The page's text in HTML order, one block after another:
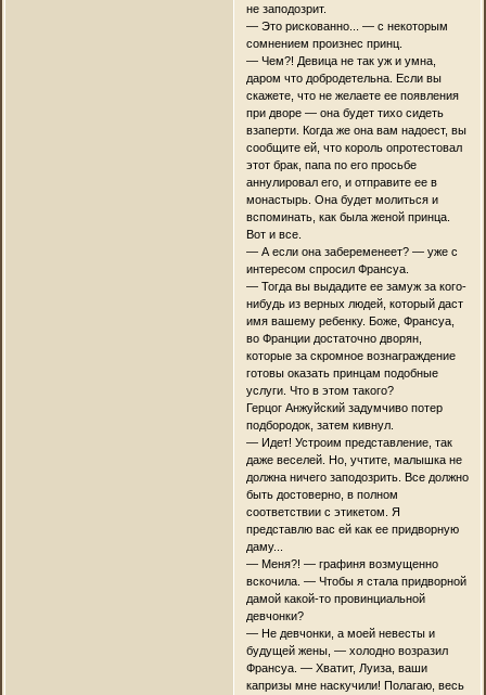
не заподозрит.
— Это рискованно... — с некоторым
сомнением произнес принц.
— Чем?! Девица не так уж и умна,
даром что добродетельна. Если вы
скажете, что не желаете ее появления
при дворе — она будет тихо сидеть
взаперти. Когда же она вам надоест, вы
сообщите ей, что король опротестовал
этот брак, папа по его просьбе
аннулировал его, и отправите ее в
монастырь. Она будет молиться и
вспоминать, как была женой принца.
Вот и все.
— А если она забеременеет? — уже с
интересом спросил Франсуа.
— Тогда вы выдадите ее замуж за кого-
нибудь из верных людей, который даст
имя вашему ребенку. Боже, Франсуа,
во Франции достаточно дворян,
которые за скромное вознаграждение
готовы оказать принцам подобные
услуги. Что в этом такого?
Герцог Анжуйский задумчиво потер
подбородок, затем кивнул.
— Идет! Устроим представление, так
даже веселей. Но, учтите, малышка не
должна ничего заподозрить. Все должно
быть достоверно, в полном
соответствии с этикетом. Я
представлю вас ей как ее придворную
даму...
— Меня?! — графиня возмущенно
вскочила. — Чтобы я стала придворной
дамой какой-то провинциальной
девчонки?
— Не девчонки, а моей невесты и
будущей жены, — холодно возразил
Франсуа. — Хватит, Луиза, ваши
капризы мне наскучили! Полагаю, весь